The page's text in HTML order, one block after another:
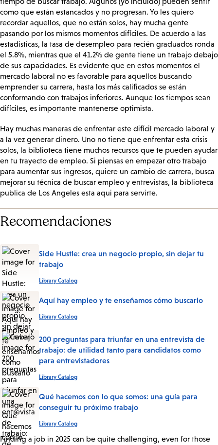
como que están estancados y no progresan. Yo les quiero
recordar aquellos, que no están solos, hay mucha gente
pasando por los mismos momentos difíciles. De acuerdo a las
estadísticas, la tasa de desempleo para recién graduados ronda
el 5.8%, mientras que el 41.2% de gente tiene un trabajo debajo
de sus capacidades. Es evidente que en estos momentos el
mercado laboral no es favorable para aquellos buscando
emprender su carrera, hasta los más calificados se están
conformando con trabajos inferiores. Aunque los tiempos sean
difíciles, es importante mantenerse optimista.
Hay muchas maneras de enfrentar este difícil mercado laboral y
a la vez generar dinero. Uno no tiene que enfrentar esta crisis
solos, la biblioteca tiene muchos recursos que te pueden ayudar
en tu trayecto de empleo. Si piensas en empezar otro trabajo
para aumentar sus ingresos, quiere un cambio de carrera, busca
mejorar su técnica de buscar empleo y entrevistas, la biblioteca
publica de Los Angeles esta aqui para servirte.
Recomendaciones
Side Hustle: crea un negocio propio, sin dejar tu
trabajo
Library Catalog
Aquí hay empleo y te enseñamos cómo buscarlo
Library Catalog
200 preguntas para triunfar en una entrevista de
trabajo: de utilidad tanto para candidatos como
para entrevistadores
Library Catalog
Qué hacemos con lo que somos: una guía para
conseguir tu próximo trabajo
Library Catalog
Finding a job in 2025 can be quite challenging, even for those